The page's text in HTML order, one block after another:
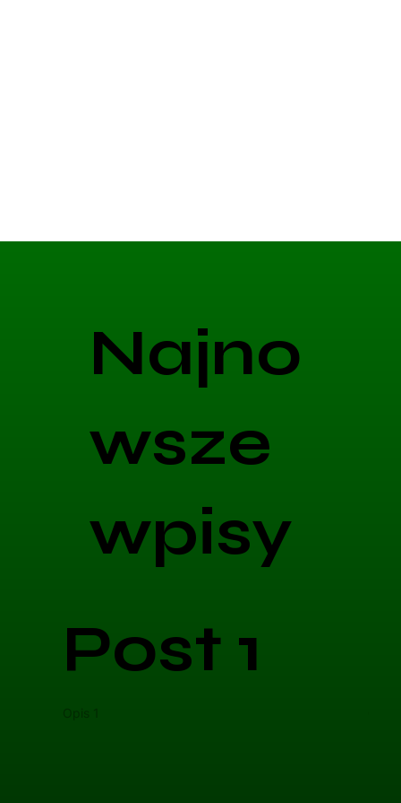
Najno
wsze
wpisy
Post 1
Opis 1